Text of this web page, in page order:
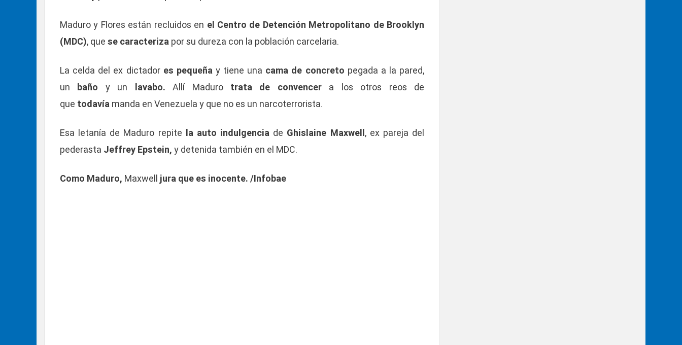
Maduro y Flores están recluidos en el Centro de Detención Metropolitano de Brooklyn
(MDC), que se caracteriza por su dureza con la población carcelaria.
La celda del ex dictador es pequeña y tiene una cama de concreto pegada a la pared,
un
baño y un lavabo. Allí Maduro trata de convencer
a los otros reos de
que todavía manda en Venezuela y que no es un narcoterrorista.
Esa letanía de Maduro repite la auto indulgencia de Ghislaine Maxwell, ex pareja del
pederasta Jeffrey Epstein, y detenida también en el MDC.
Como Maduro, Maxwell jura que es inocente. /Infobae